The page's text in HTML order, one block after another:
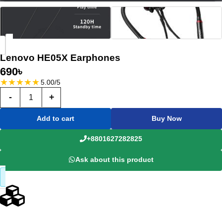
Lenovo HE05X Earphones
690৳
★★★★★5.00/5
- +
Add to cart Buy Now
+8801627282825
Ask about this product